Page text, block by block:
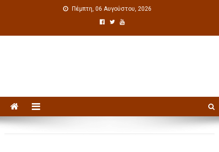
Πέμπτη, 06 Αυγούστου, 2026